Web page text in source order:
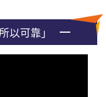
以可靠」